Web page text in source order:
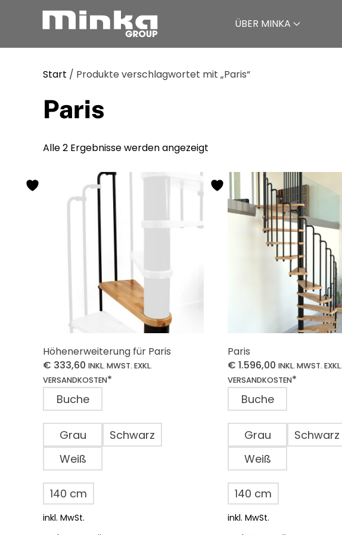
Zum Inhalt springen ÜBER MINKA
Start / Produkte verschlagwortet mit „Paris“
Paris
Alle 2 Ergebnisse werden angezeigt
Höhenerweiterung für Paris
€ 333,60 INKL. MWST. EXKL.
VERSANDKOSTEN*
Buche
Grau
Schwarz
Weiß
140 cm
inkl. MwSt.
Paris
€ 1.596,00 INKL. MWST. EXKL.
VERSANDKOSTEN*
Buche
Grau
Schwarz
Weiß
140 cm
inkl. MwSt.